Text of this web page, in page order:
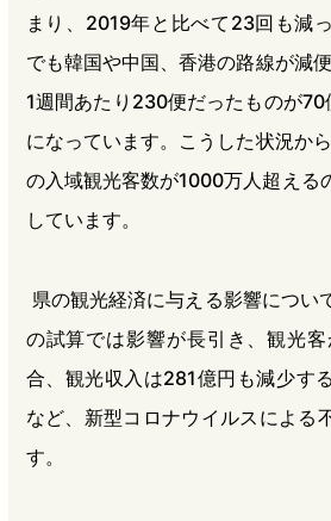
まり、2019年と比べて23回も減
でも韓国や中国、香港の路線が減
1週間あたり230便だったものが
になっています。こうした状況か
の入域観光客数が1000万人超える
しています。
県の観光経済に与える影響につい
の試算では影響が長引き、観光
合、観光収入は281億円も減少す
など、新型コロナウイルスによる
す。